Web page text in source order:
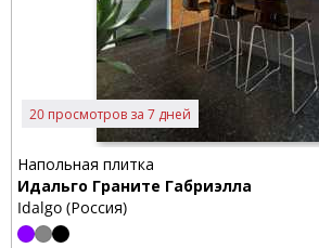
20 просмотров за 7 дней
Напольная плитка
Идальго Граните Габриэлла
Idalgo (Россия)